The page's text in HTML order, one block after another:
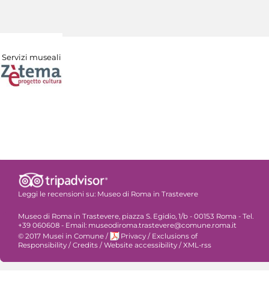
Servizi museali
Leggi le recensioni su: Museo di Roma in Trastevere
Museo di Roma in Trastevere, piazza S. Egidio, 1/b - 00153 Roma - Tel.
+39 060608 - Email: museodiroma.trastevere@comune.roma.it
© 2017 Musei in Comune / Privacy / Exclusions of
Responsibility /Credits /Website accessibility /XML-rss